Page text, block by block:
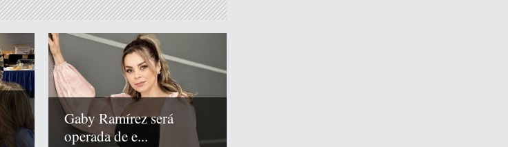
Gaby Ramírez será
operada de e...